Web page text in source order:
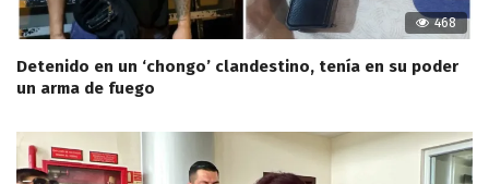
468
Detenido en un ‘chongo’ clandestino, tenía en su poder
un arma de fuego